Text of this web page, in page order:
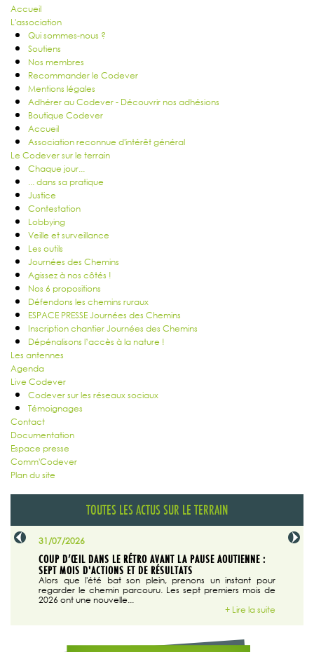
Accueil
L'association
Qui sommes-nous ?
Soutiens
Nos membres
Recommander le Codever
Mentions légales
Adhérer au Codever - Découvrir nos adhésions
Boutique Codever
Accueil
Association reconnue d'intérêt général
Le Codever sur le terrain
Chaque jour...
... dans sa pratique
Justice
Contestation
Lobbying
Veille et surveillance
Les outils
Journées des Chemins
Agissez à nos côtés !
Nos 6 propositions
Défendons les chemins ruraux
ESPACE PRESSE Journées des Chemins
Inscription chantier Journées des Chemins
Dépénalisons l’accès à la nature !
Les antennes
Agenda
Live Codever
Codever sur les réseaux sociaux
Témoignages
Contact
Documentation
Espace presse
Comm'Codever
Plan du site
TOUTES LES ACTUS SUR LE TERRAIN
31/07/2026
COUP D’ŒIL DANS LE RÉTRO AVANT LA PAUSE AOUTIENNE :
SEPT MOIS D'ACTIONS ET DE RÉSULTATS
Alors que l'été bat son plein, prenons un instant pour
regarder le chemin parcouru. Les sept premiers mois de
2026 ont une nouvelle...
+ Lire la suite
29/07/